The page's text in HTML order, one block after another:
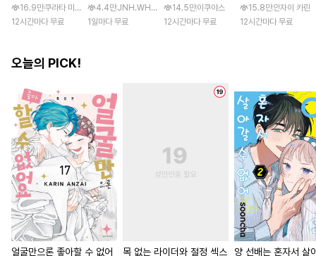
수께끼 풀이수첩)
16.9만쿠라타 미노지 / 휴우가 나츠
12시간마다 무료
4.4만JNH.WH Studio / Lasso
1일마다 무료
키 고블린- [스크
롤]
14.5만이쿠야스
12시간마다 무료
15.8만안자이 카린
12시간마다 무료
오늘의 PICK!
얼굴만으론 좋아할 수 없어
목 없는 라이더와 절정 섹스
양 선배는 혼자서 살